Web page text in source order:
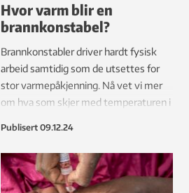
Hvor varm blir en
brannkonstabel?
Brannkonstabler driver hardt fysisk
arbeid samtidig som de utsettes for
stor varmepåkjenning. Nå vet vi mer
om hva som skjer med temperaturen i
Publisert 09.12.24